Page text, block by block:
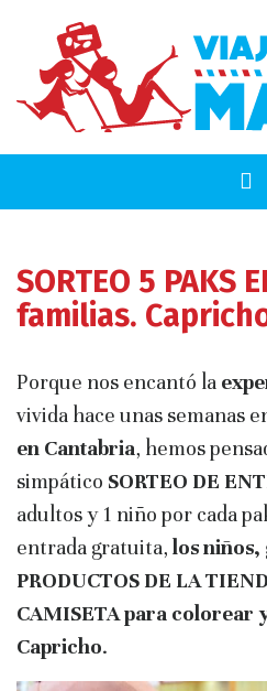
SORTEO 5 PAKS
familias.
Porque nos encantó la
vivida hace unas semanas
en Cantabria, hemos
simpático SORTEO DE
adultos y 1 niño por cada
entrada gratuita, los niños,
PRODUCTOS DE LA
CAMISETA para colorear
Capricho.